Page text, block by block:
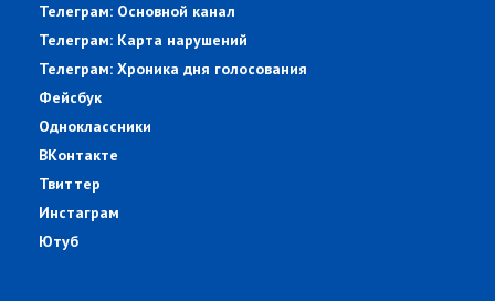
Телеграм: Основной канал
Телеграм: Карта нарушений
Телеграм: Хроника дня голосования
Фейсбук
Одноклассники
ВКонтакте
Твиттер
Инстаграм
Ютуб